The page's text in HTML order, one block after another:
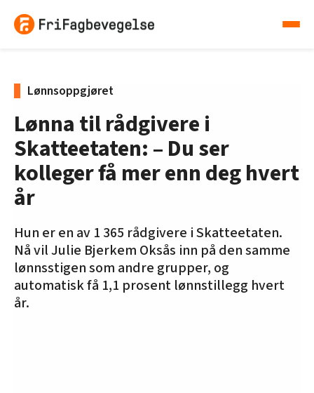
Lønnsoppgjøret
Lønna til rådgivere i
Skatteetaten: – Du ser
kolleger få mer enn deg hvert
år
Hun er en av 1 365 rådgivere i Skatteetaten.
Nå vil Julie Bjerkem Oksås inn på den samme
lønnsstigen som andre grupper, og
automatisk få 1,1 prosent lønnstillegg hvert
år.